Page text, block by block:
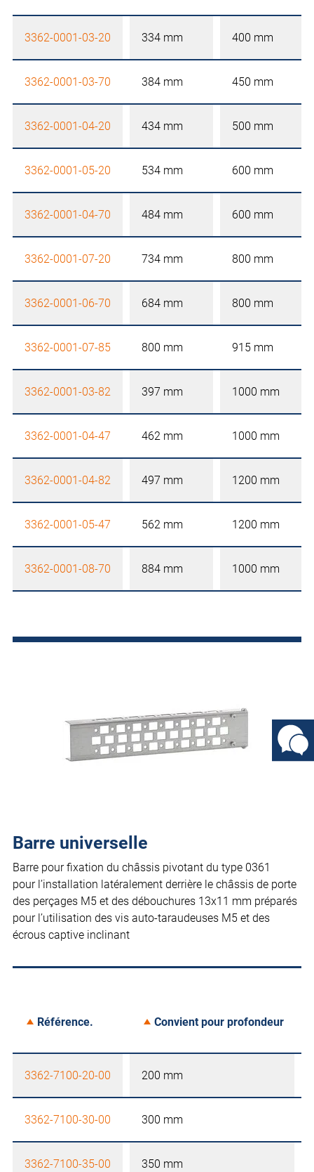
3362-0001-03-20 334 mm 400 mm
3362-0001-03-70 384 mm 450 mm
3362-0001-04-20 434 mm 500 mm
3362-0001-05-20 534 mm 600 mm
3362-0001-04-70 484 mm 600 mm
3362-0001-07-20 734 mm 800 mm
3362-0001-06-70 684 mm 800 mm
3362-0001-07-85 800 mm 915 mm
3362-0001-03-82 397 mm 1000 mm
3362-0001-04-47 462 mm 1000 mm
3362-0001-04-82 497 mm 1200 mm
3362-0001-05-47 562 mm 1200 mm
3362-0001-08-70 884 mm 1000 mm
Barre universelle
Barre pour fixation du châssis pivotant du type 0361
pour l’installation latéralement derrière le châssis de porte
des perçages M5 et des débouchures 13x11 mm préparés
pour l’utilisation des vis auto-taraudeuses M5 et des
écrous captive inclinant
Référence. Convient pour profondeur
3362-7100-20-00 200 mm
3362-7100-30-00 300 mm
3362-7100-35-00 350 mm